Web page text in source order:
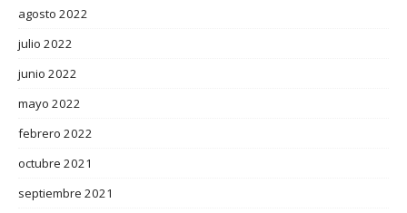
agosto 2022
julio 2022
junio 2022
mayo 2022
febrero 2022
octubre 2021
septiembre 2021